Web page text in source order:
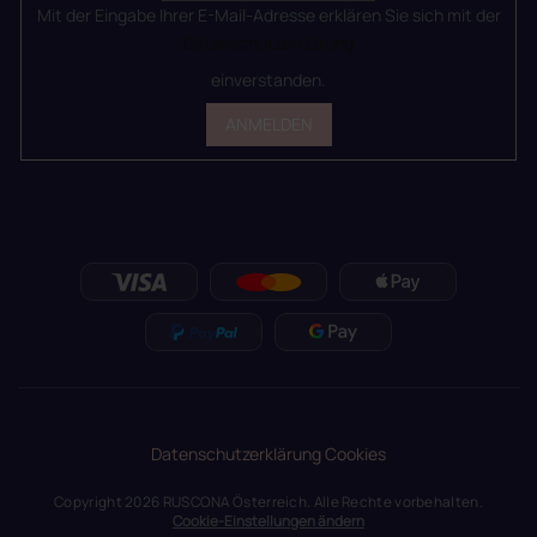
Mit der Eingabe Ihrer E-Mail-Adresse erklären Sie sich mit der
einverstanden.
DatenschutzerklärungCookies
Copyright 2026 RUSCONA Österreich. Alle Rechte vorbehalten.
Cookie-Einstellungen ändern